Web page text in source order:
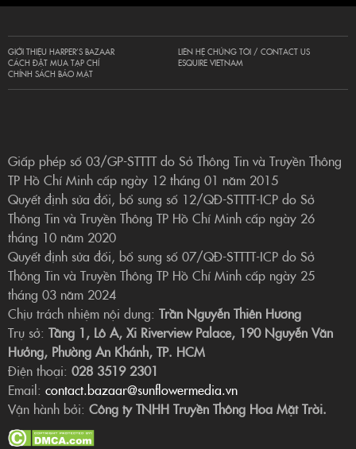
GIỚI THIỆU HARPER’S BAZAAR
CÁCH ĐẶT MUA TẠP CHÍ
CHÍNH SÁCH BẢO MẬT
LIÊN HỆ CHÚNG TÔI / CONTACT US
ESQUIRE VIETNAM
Giấp phép số 03/GP-STTTT do Sở Thông Tin và Truyền Thông
TP Hồ Chí Minh cấp ngày 12 tháng 01 năm 2015
Quyết định sửa đổi, bổ sung số 12/QĐ-STTTT-ICP do Sở
Thông Tin và Truyền Thông TP Hồ Chí Minh cấp ngày 26
tháng 10 năm 2020
Quyết định sửa đổi, bổ sung số 07/QĐ-STTTT-ICP do Sở
Thông Tin và Truyền Thông TP Hồ Chí Minh cấp ngày 25
tháng 03 năm 2024
Chịu trách nhiệm nội dung: Trần Nguyễn Thiên Hương
Trụ sở: Tầng 1, Lô A, Xi Riverview Palace, 190 Nguyễn Văn
Hưởng, Phường An Khánh, TP. HCM
Điện thoại: 028 3519 2301
Email: contact.bazaar@sunflowermedia.vn
Vận hành bởi: Công ty TNHH Truyền Thông Hoa Mặt Trời.